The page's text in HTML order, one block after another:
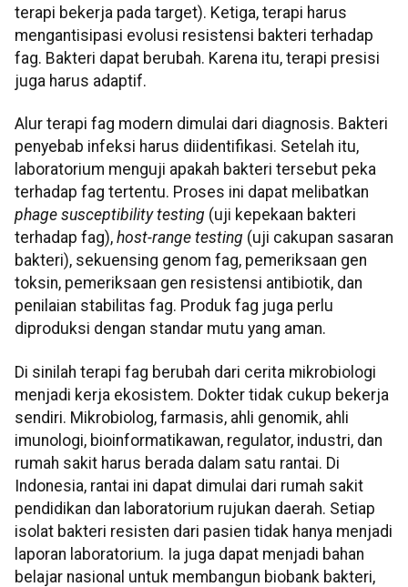
terapi bekerja pada target). Ketiga, terapi harus
mengantisipasi evolusi resistensi bakteri terhadap
fag. Bakteri dapat berubah. Karena itu, terapi presisi
juga harus adaptif.
Alur terapi fag modern dimulai dari diagnosis. Bakteri
penyebab infeksi harus diidentifikasi. Setelah itu,
laboratorium menguji apakah bakteri tersebut peka
terhadap fag tertentu. Proses ini dapat melibatkan
phage susceptibility testing (uji kepekaan bakteri
terhadap fag), host-range testing (uji cakupan sasaran
bakteri), sekuensing genom fag, pemeriksaan gen
toksin, pemeriksaan gen resistensi antibiotik, dan
penilaian stabilitas fag. Produk fag juga perlu
diproduksi dengan standar mutu yang aman.
Di sinilah terapi fag berubah dari cerita mikrobiologi
menjadi kerja ekosistem. Dokter tidak cukup bekerja
sendiri. Mikrobiolog, farmasis, ahli genomik, ahli
imunologi, bioinformatikawan, regulator, industri, dan
rumah sakit harus berada dalam satu rantai. Di
Indonesia, rantai ini dapat dimulai dari rumah sakit
pendidikan dan laboratorium rujukan daerah. Setiap
isolat bakteri resisten dari pasien tidak hanya menjadi
laporan laboratorium. Ia juga dapat menjadi bahan
belajar nasional untuk membangun biobank bakteri,